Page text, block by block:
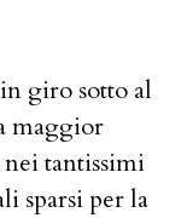
giro sotto al
maggior
tantissimi
sparsi per la